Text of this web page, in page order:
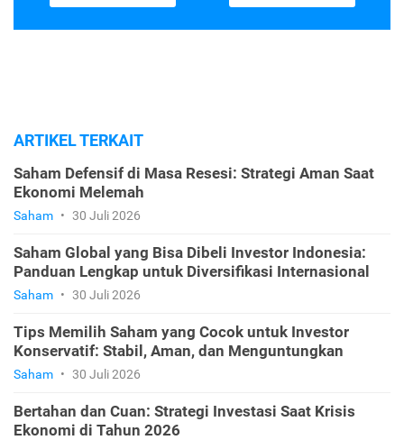
ARTIKEL TERKAIT
Saham Defensif di Masa Resesi: Strategi Aman Saat
Ekonomi Melemah
Saham • 30 Juli 2026
Saham Global yang Bisa Dibeli Investor Indonesia:
Panduan Lengkap untuk Diversifikasi Internasional
Saham • 30 Juli 2026
Tips Memilih Saham yang Cocok untuk Investor
Konservatif: Stabil, Aman, dan Menguntungkan
Saham • 30 Juli 2026
Bertahan dan Cuan: Strategi Investasi Saat Krisis
Ekonomi di Tahun 2026